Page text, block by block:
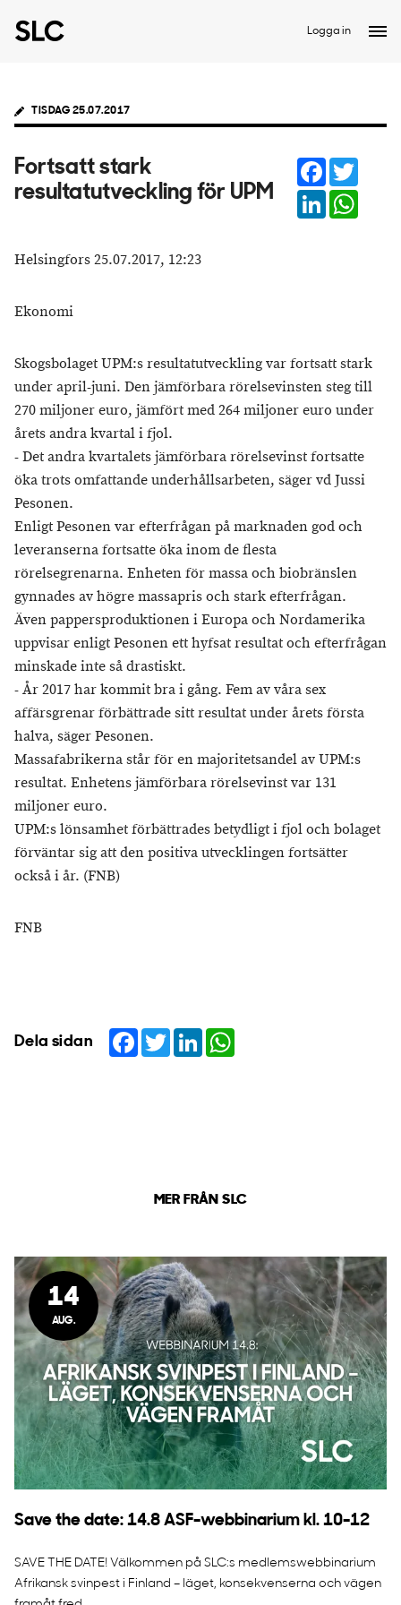
Logga in
TISDAG 25.07.2017
Fortsatt stark
resultatutveckling för UPM
Facebook
LinkedIn
Helsingfors 25.07.2017, 12:23
Ekonomi
Skogsbolaget UPM:s resultatutveckling var fortsatt stark
under april-juni. Den jämförbara rörelsevinsten steg till
270 miljoner euro, jämfört med 264 miljoner euro under
årets andra kvartal i fjol.
- Det andra kvartalets jämförbara rörelsevinst fortsatte
öka trots omfattande underhållsarbeten, säger vd Jussi
Pesonen.
Enligt Pesonen var efterfrågan på marknaden god och
leveranserna fortsatte öka inom de flesta
rörelsegrenarna. Enheten för massa och biobränslen
gynnades av högre massapris och stark efterfrågan.
Även pappersproduktionen i Europa och Nordamerika
uppvisar enligt Pesonen ett hyfsat resultat och efterfrågan
minskade inte så drastiskt.
- År 2017 har kommit bra i gång. Fem av våra sex
affärsgrenar förbättrade sitt resultat under årets första
halva, säger Pesonen.
Massafabrikerna står för en majoritetsandel av UPM:s
resultat. Enhetens jämförbara rörelsevinst var 131
miljoner euro.
UPM:s lönsamhet förbättrades betydligt i fjol och bolaget
förväntar sig att den positiva utvecklingen fortsätter
också i år. (FNB)
FNB
Dela sidan Facebook
TwitterLinkedIn
MER FRÅN SLC
14
AUG.
Save the date: 14.8 ASF-webbinarium kl. 10-12
SAVE THE DATE! Välkommen på SLC:s medlemswebbinarium
Afrikansk svinpest i Finland – läget, konsekvenserna och vägen